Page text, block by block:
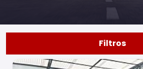
Filtros